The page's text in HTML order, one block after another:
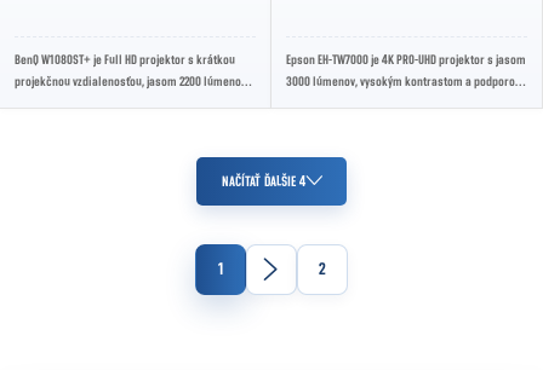
BenQ W1080ST+ je Full HD projektor s krátkou
projekčnou vzdialenosťou, jasom 2200 lúmenov a
Epson EH-TW7000 je 4K PRO-UHD projektor s jasom
3000 lúmenov, vysokým kontrastom a podporou
Ovládacie prvky výpisu
NAČÍTAŤ ĎALŠIE 4
1 2